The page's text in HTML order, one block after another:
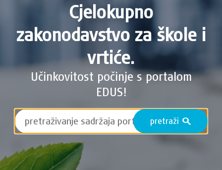
Cjelokupno
zakonodavstvo za škole i
vrtiće.
Učinkovitost počinje s portalom
EDUS!
pretraži S